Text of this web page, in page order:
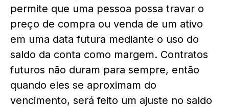
permite que uma pessoa possa travar o
preço de compra ou venda de um ativo
em uma data futura mediante o uso do
saldo da conta como margem. Contratos
futuros não duram para sempre, então
quando eles se aproximam do
vencimento, será feito um ajuste no saldo